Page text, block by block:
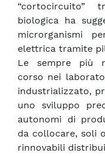
“cortocircuito”
biologica ha
microrganismi
elettrica tramite
Le sempre più
corso nei
industrializzato,
uno sviluppo
autonomi di
da collocare, soli
rinnovabili